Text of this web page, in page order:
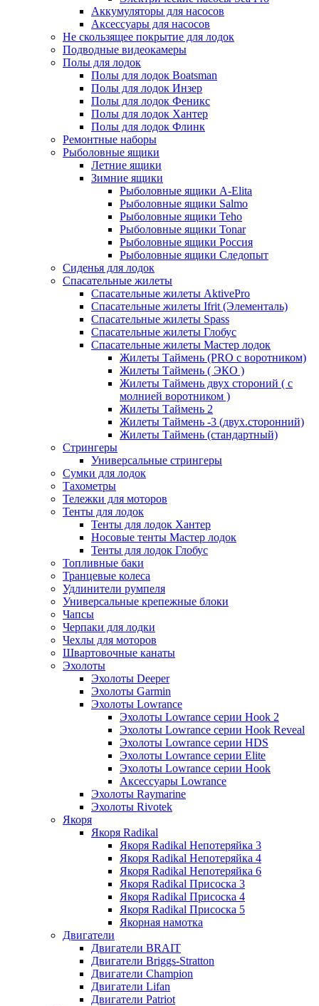
Аккумуляторы для насосов
Аксессуары для насосов
Не скользящее покрытие для лодок
Подводные видеокамеры
Полы для лодок
Полы для лодок Boatsman
Полы для лодок Инзер
Полы для лодок Феникс
Полы для лодок Хантер
Полы для лодок Флинк
Ремонтные наборы
Рыболовные ящики
Летние ящики
Зимние ящики
Рыболовные ящики A-Elita
Рыболовные ящики Salmo
Рыболовные ящики Teho
Рыболовные ящики Tonar
Рыболовные ящики Россия
Рыболовные ящики Следопыт
Сиденья для лодок
Спасательные жилеты
Спасательные жилеты AktivePro
Спасательные жилеты Ifrit (Элементаль)
Спасательные жилеты Spass
Спасательные жилеты Глобус
Спасательные жилеты Мастер лодок
Жилеты Таймень (PRO c воротником)
Жилеты Таймень ( ЭКО )
Жилеты Таймень двух стороний ( с
молнией воротником )
Жилеты Таймень 2
Жилеты Таймень -3 (двух.сторонний)
Жилеты Таймень (стандартный)
Стрингеры
Универсальные стрингеры
Сумки для лодок
Тахометры
Тележки для моторов
Тенты для лодок
Тенты для лодок Хантер
Носовые тенты Мастер лодок
Тенты для лодок Глобус
Топливные баки
Транцевые колеса
Удлинители румпеля
Универсальные крепежные блоки
Чапсы
Черпаки для лодки
Чехлы для моторов
Швартовочные канаты
Эхолоты
Эхолоты Deeper
Эхолоты Garmin
Эхолоты Lowrance
Эхолоты Lowrance серии Hook 2
Эхолоты Lowrance серии Hook Reveal
Эхолоты Lowrance серии HDS
Эхолоты Lowrance серии Elite
Эхолоты Lowrance серии Hook
Аксессуары Lowrance
Эхолоты Raymarine
Эхолоты Rivotek
Якоря
Якоря Radikal
Якоря Radikal Непотеряйка 3
Якоря Radikal Непотеряйка 4
Якоря Radikal Непотеряйка 6
Якоря Radikal Присоска 3
Якоря Radikal Присоска 4
Якоря Radikal Присоска 5
Якорная намотка
Двигатели
Двигатели BRAIT
Двигатели Briggs-Stratton
Двигатели Champion
Двигатели Lifan
Двигатели Patriot